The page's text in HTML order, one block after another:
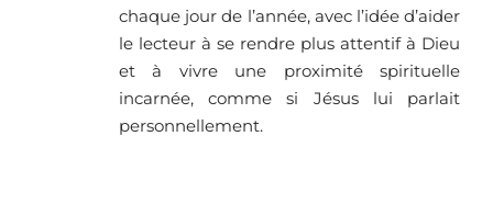
chaque jour de l’année, avec l’idée d’aider
le lecteur à se rendre plus attentif à Dieu
et à vivre une proximité spirituelle
incarnée, comme si Jésus lui parlait
personnellement.